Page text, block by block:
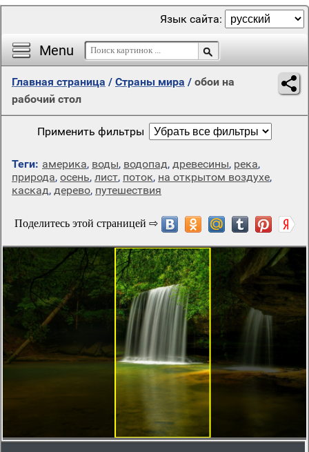
Menu
Язык сайта:
Главная страница / Страны мира / обои на
рабочий стол
Применить фильтры
Теги: америка, воды, водопад, древесины, река,
природа, осень, лист, поток, на открытом воздухе,
каскад, дерево, путешествия